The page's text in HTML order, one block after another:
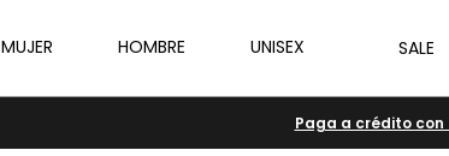
MUJER HOMBRE UNISEX SALE
Paga a crédito